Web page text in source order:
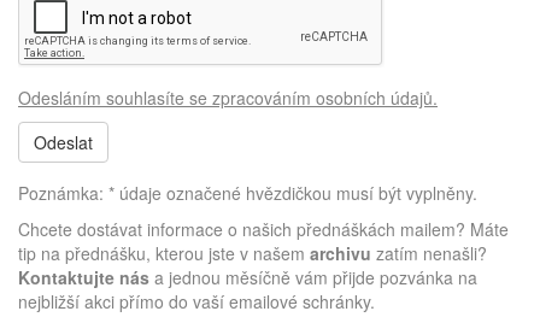
Odesláním souhlasíte se zpracováním osobních údajů.
Poznámka: * údaje označené hvězdičkou musí být vyplněny.
Chcete dostávat informace o našich přednáškách mailem? Máte
tip na přednášku, kterou jste v našem archivu zatím nenašli?
Kontaktujte nás a jednou měsíčně vám přijde pozvánka na
nejbližší akci přímo do vaší emailové schránky.